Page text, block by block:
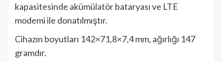
kapasitesinde akümülatör bataryası ve LTE
modemi ile donatılmıştır.
Cihazın boyutları 142×71,8×7,4 mm, ağırlığı 147
gramdır.